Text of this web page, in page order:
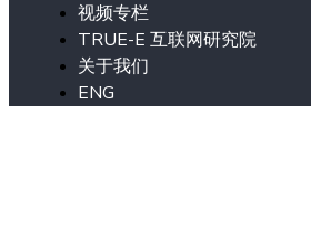
视频专栏
TRUE-E 互联网研究院
关于我们
ENG